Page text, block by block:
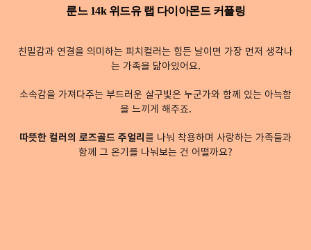
룬느 14k 위드유 랩 다이아몬드 커플링
친밀감과 연결을 의미하는 피치컬러는 힘든 날이면 가장 먼저 생각나
는 가족을 닮아있어요.
소속감을 가져다주는 부드러운 살구빛은 누군가와 함께 있는 아늑함
을 느끼게 해주죠.
따뜻한 컬러의 로즈골드 주얼리를 나눠 착용하며 사랑하는 가족들과
함께 그 온기를 나눠보는 건 어떨까요?